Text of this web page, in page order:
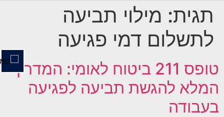
השבת את ההבזקים
title סמן כותרות
settings צבע רקע
zoom_in זום (הגדלה)
remove_circle_outline הקטנת גופן
add_circle_outline
תגית: מילוי תביעה
לתשלום דמי פגיעה
טופס 211 ביטוח לאומי: המדריך
המלא להגשת תביעה לפגיעה
בעבודה